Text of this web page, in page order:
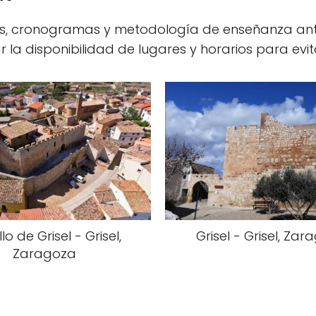
cronogramas y metodología de enseñanza
la disponibilidad de lugares y horarios para
de Grisel - Grisel,
Zaragoza
Grisel - Grisel,